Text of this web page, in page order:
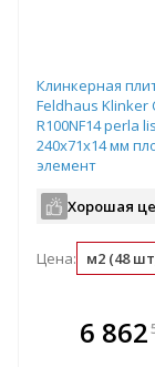
Клинкерная
Feldhaus Klinker
R100NF14 perla
240х71х14 мм
элемент
Хорошая
Цена: м2 (48
6 862
В
всегда